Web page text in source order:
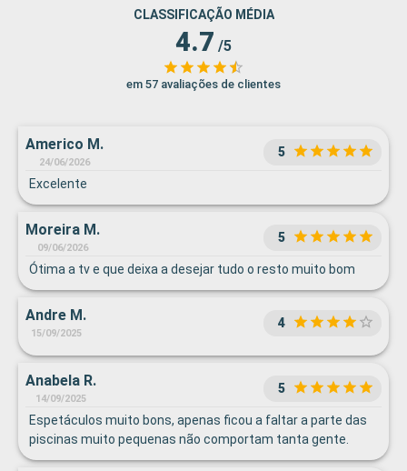
CLASSIFICAÇÃO MÉDIA
4.7 /5
em 57 avaliações de clientes
Americo M.
24/06/2026
5
Excelente
Moreira M.
09/06/2026
5
Ótima a tv e que deixa a desejar tudo o resto muito bom
Andre M.
15/09/2025
4
Anabela R.
14/09/2025
5
Espetáculos muito bons, apenas ficou a faltar a parte das
piscinas muito pequenas não comportam tanta gente.